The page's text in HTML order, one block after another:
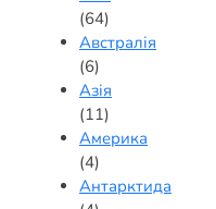
(64)
Австралія
(6)
Азія
(11)
Америка
(4)
Антарктида